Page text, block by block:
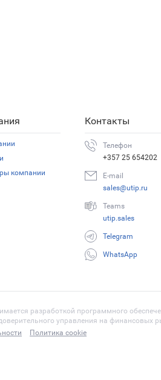
компании
Контакты
Телефон
+357 25 654202
E-mail
sales@utip.ru
Teams
utip.sales
Telegram
WhatsApp
разработкой программного
управления на финансовых
Политика cookie